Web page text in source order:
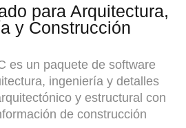
para Arquitectura,
y Construcción
es un paquete de software
ingeniería y detalles
y estructural con
de construcción